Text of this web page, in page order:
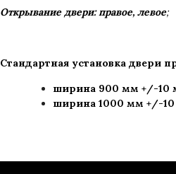
Открывание двери: правое, левое;
Стандартная установка двери
ширина 900 мм +/-10
ширина 1000 мм +/-